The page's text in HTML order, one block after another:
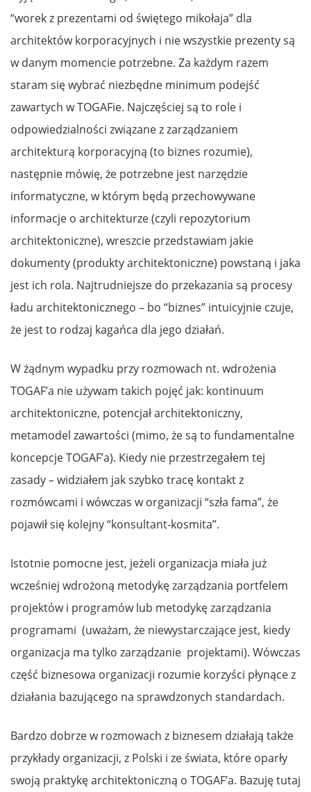
“worek z prezentami od świętego mikołaja” dla
architektów korporacyjnych i nie wszystkie prezenty są
w danym momencie potrzebne. Za każdym razem
staram się wybrać niezbędne minimum podejść
zawartych w TOGAFie. Najczęściej są to role i
odpowiedzialności związane z zarządzaniem
architekturą korporacyjną (to biznes rozumie),
następnie mówię, że potrzebne jest narzędzie
informatyczne, w którym będą przechowywane
informacje o architekturze (czyli repozytorium
architektoniczne), wreszcie przedstawiam jakie
dokumenty (produkty architektoniczne) powstaną i jaka
jest ich rola. Najtrudniejsze do przekazania są procesy
ładu architektonicznego – bo “biznes” intuicyjnie czuje,
że jest to rodzaj kagańca dla jego działań.
W żądnym wypadku przy rozmowach nt. wdrożenia
TOGAF’a nie używam takich pojęć jak: kontinuum
architektoniczne, potencjał architektoniczny,
metamodel zawartości (mimo, że są to fundamentalne
koncepcje TOGAF’a). Kiedy nie przestrzegałem tej
zasady – widziałem jak szybko tracę kontakt z
rozmówcami i wówczas w organizacji “szła fama”, że
pojawił się kolejny “konsultant-kosmita”.
Istotnie pomocne jest, jeżeli organizacja miała już
wcześniej wdrożoną metodykę zarządzania portfelem
projektów i programów lub metodykę zarządzania
programami (uważam, że niewystarczające jest, kiedy
organizacja ma tylko zarządzanie projektami). Wówczas
część biznesowa organizacji rozumie korzyści płynące z
działania bazującego na sprawdzonych standardach.
Bardzo dobrze w rozmowach z biznesem działają także
przykłady organizacji, z Polski i ze świata, które oparły
swoją praktykę architektoniczną o TOGAF’a. Bazuję tutaj